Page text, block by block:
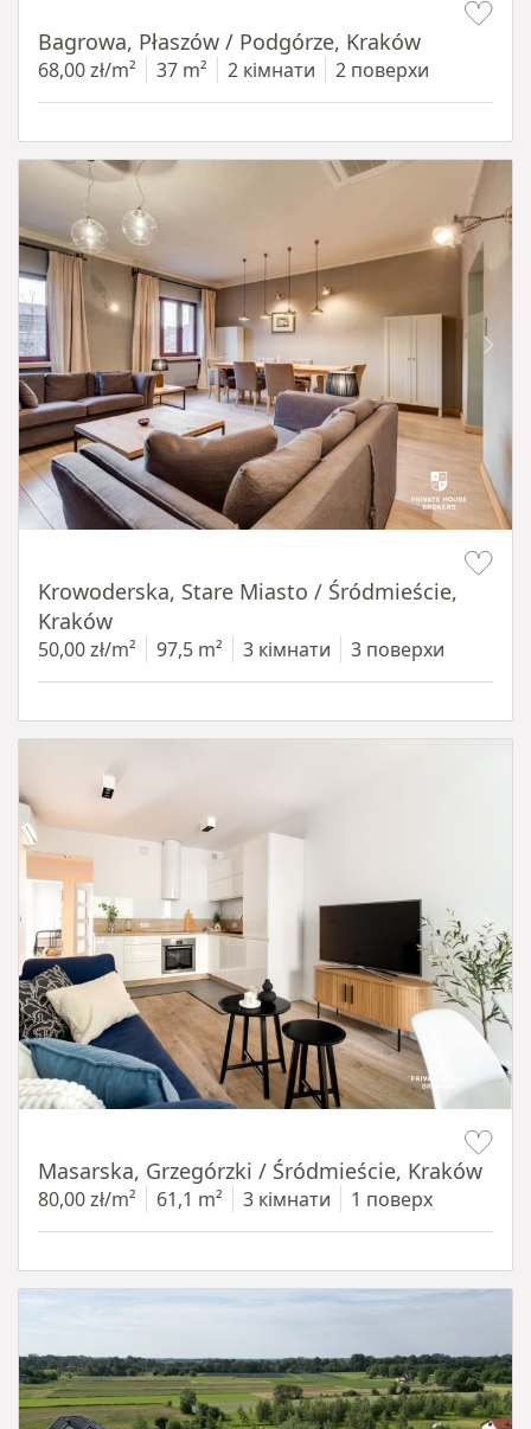
Bagrowa, Płaszów / Podgórze, Kraków
68,00 zł/m² 37 m² 2 кімнати 2 поверхи
Krowoderska, Stare Miasto / Śródmieście,
Kraków
50,00 zł/m² 97,5 m² 3 кімнати 3 поверхи
Masarska, Grzegórzki / Śródmieście, Kraków
80,00 zł/m² 61,1 m² 3 кімнати 1 поверх